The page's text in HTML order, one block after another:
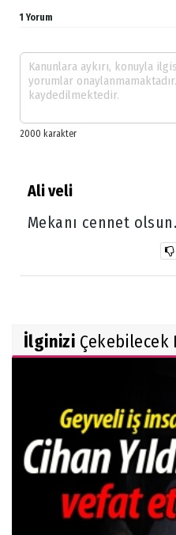
1 Yorum
Ali veli
Mekanı cennet
İlginizi